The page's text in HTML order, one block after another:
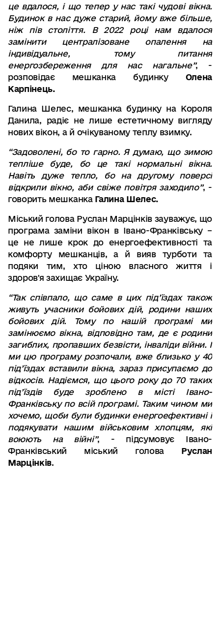
це вдалося,і що тепер у нас такі чудові вікна.
Будинок в нас дуже старий,йому вже більше,
ніж пів століття.
В 2022 році нам вдалося
замінити централізоване опалення на
індивідуальне,тому питання
енергозбереження для нас нагальне”, -
розповідає мешканка будинку Олена
Карпінець.
Галина Шелес, мешканка будинку на Короля
Данила, радіє не лише естетичному вигляду
нових вікон, а й очікуваному теплу взимку.
“Задоволені,бо то гарно. Я думаю, що зимою
тепліше буде,бо це такі нормальні вікна.
Навіть дуже тепло,бо на другому поверсі
відкрили вікно, аби свіже повітря заходило”, -
говорить мешканка Галина Шелес.
Міський голова Руслан Марцінків зауважує, що
програма заміни вікон в Івано-Франківську –
це не лише крок до енергоефективності та
комфорту мешканців, а й вияв турботи та
подяки тим, хто ціною власного життя і
здоров'я захищає Україну.
“Так співпало,що саме в цих під’їздах також
живуть учасники бойових дій, родини наших
бойових дій. Тому по нашій програмі ми
замінюємо вікна,відповідно там,де є родини
загиблих, пропавших безвісти,інваліди війни. І
ми цю програму розпочали, вже близько у 40
під’їздах вставили вікна, зараз присупаємо до
відкосів. Надіємся,що цього року до 70 таких
під’їздів буде зроблено в місті Івано-
Франківську по всій програмі.Таким чином ми
хочемо, щоби були будинки енергоефективні і
подякувати нашим військовим хлопцям, які
воюють на війні”, - підсумовує Івано-
Франківський міський голова Руслан
Марцінків.